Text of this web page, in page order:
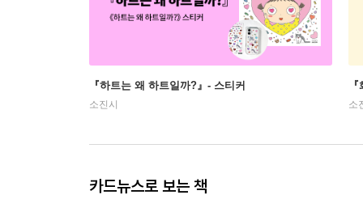
『하트는 왜 하트일까?』- 스티커
소진시 소
카드뉴스로 보는 책